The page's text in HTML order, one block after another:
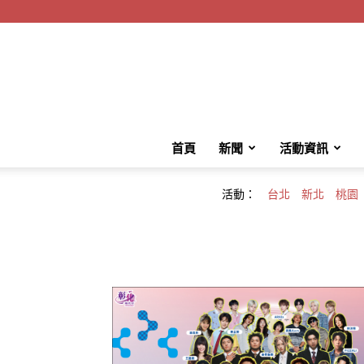
首頁 新聞 活動資訊
活動： 台北 新北 桃園